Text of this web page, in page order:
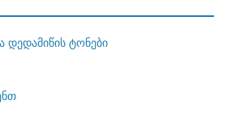
დედამიწის ტონები